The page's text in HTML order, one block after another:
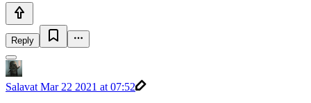
Reply
Salavat Mar 22 2021 at 07:52